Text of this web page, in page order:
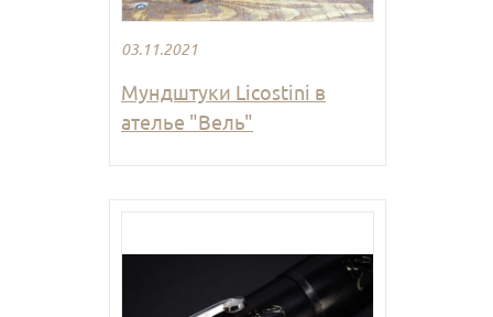
03.11.2021
Мундштуки Licostini в
ателье "Вель"